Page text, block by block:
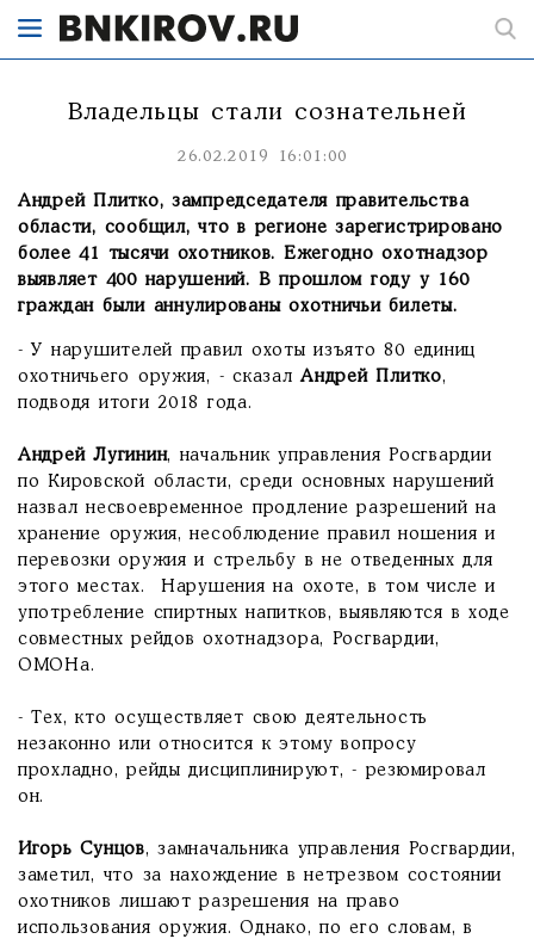
Владельцы стали сознательней
26.02.2019 16:01:00
Андрей Плитко, зампредседателя правительства
области, сообщил, что в регионе зарегистрировано
более 41 тысячи охотников. Ежегодно охотнадзор
выявляет 400 нарушений. В прошлом году у 160
граждан были аннулированы охотничьи билеты.
- У нарушителей правил охоты изъято 80 единиц
охотничьего оружия, - сказалАндрей Плитко,
подводя итоги 2018 года.
Андрей Лугинин, начальник управления Росгвардии
по Кировской области, среди основных нарушений
назвал несвоевременное продление разрешений на
хранение оружия, несоблюдение правил ношения и
перевозки оружия и стрельбу в не отведенных для
этого местах. Нарушения на охоте, в том числе и
употребление спиртных напитков, выявляются в ходе
совместных рейдов охотнадзора, Росгвардии,
ОМОНа.
- Тех, кто осуществляет свою деятельность
незаконно или относится к этому вопросу
прохладно, рейды дисциплинируют, - резюмировал
он.
Игорь Сунцов, замначальника управления Росгвардии,
заметил, что за нахождение в нетрезвом состоянии
охотников лишают разрешения на право
использования оружия. Однако, по его словам, в